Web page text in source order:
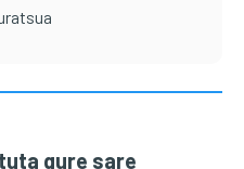
gure sare